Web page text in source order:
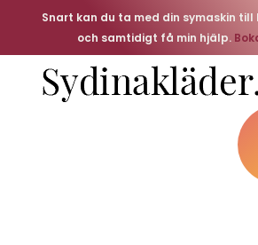
Snart kan du ta med din symaskin
och samtidigt få min hjälp.